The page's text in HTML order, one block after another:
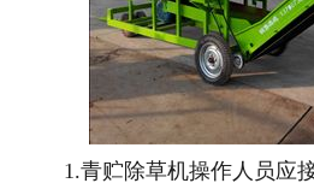
1.青贮除草机操作人员应接